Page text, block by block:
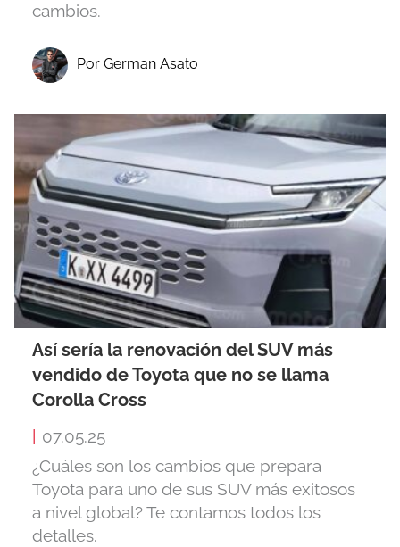
cambios.
Por German Asato
Así sería la renovación del SUV más
vendido de Toyota que no se llama
Corolla Cross
07.05.25
¿Cuáles son los cambios que prepara
Toyota para uno de sus SUV más exitosos
a nivel global? Te contamos todos los
detalles.